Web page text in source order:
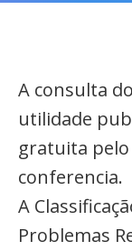
A consulta
utilidade
gratuita
conferencia.
A
Problemas